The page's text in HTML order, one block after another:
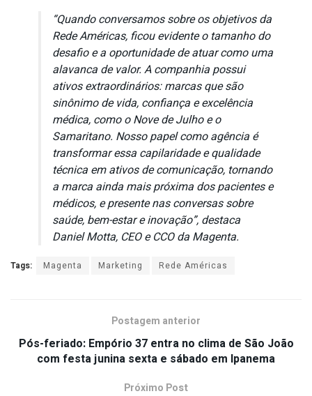
“Quando conversamos sobre os objetivos da
Rede Américas, ficou evidente o tamanho do
desafio e a oportunidade de atuar como uma
alavanca de valor. A companhia possui
ativos extraordinários: marcas que são
sinônimo de vida, confiança e excelência
médica, como o Nove de Julho e o
Samaritano. Nosso papel como agência é
transformar essa capilaridade e qualidade
técnica em ativos de comunicação, tornando
a marca ainda mais próxima dos pacientes e
médicos, e presente nas conversas sobre
saúde, bem-estar e inovação”, destaca
Daniel Motta, CEO e CCO da Magenta.
Tags: Magenta Marketing Rede Américas
Postagem anterior
Pós-feriado: Empório 37 entra no clima de São João
com festa junina sexta e sábado em Ipanema
Próximo Post